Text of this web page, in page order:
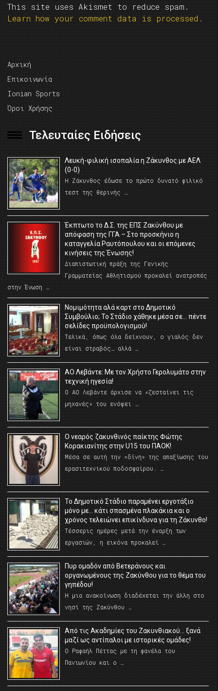
This site uses Akismet to reduce spam.
Learn how your comment data is processed.
Αρχική
Επικοινωνία
Ionian Sports
Όροι Χρήσης
Τελευταίες Ειδήσεις
Λευκή-φιλική ισοπαλία η Ζάκυνθος με ΑΕΛ
(0-0)
Η Ζάκυνθος έδωσε το πρώτο δυνατό φιλικό
τεστ της θερινής …
Έκπτωτο το Δ.Σ. της ΕΠΣ Ζακύνθου με
απόφαση της ΓΓΑ – Στο προσκήνιο η
καταγγελία Ραυτόπουλου και οι επόμενες
κινήσεις της Ένωσης!
Διαπιστωτική πράξη της Γενικής
Γραμματείας Αθλητισμού προκαλεί ανατροπές
στην Ένωση …
Νομιμότητα αλά καρτ στο Δημοτικό
Συμβούλιο; Το Στάδιο χάθηκε μέσα σε… πέντε
σελίδες προϋπολογισμού!
Τελικά, όπως όλα δείχνουν, ο γιαλός δεν
είναι στραβός… αλλά …
ΑΟ Λεβάντε: Με τον Χρήστο Γερολυμάτο στην
τεχνική ηγεσία!
Ο ΑΟ Λεβάντε άρχισε να «ζεσταίνει τις
μηχανές» του ενόψει …
O νεαρός ζακυνθινός παίκτης Φώτης
Κορακιανίτης στην U15 του ΠΑΟΚ!
Μέσα σε αυτή την «δίνη» της απαξίωσης του
ερασιτεχνικού ποδοσφαίρου. …
Το Δημοτικό Στάδιο παραμένει εργοτάξιο
μόνο με… κάτι σπασμένα πλακάκια και ο
χρόνος τελειώνει επικίνδυνα για τη Ζάκυνθο!
Τέσσερις ημέρες μετά την έναρξη των
εργασιών, η εικόνα προκαλεί …
Πυρ ομαδόν από Βετεράνους και
οργανωμένους της Ζακύνθου για το θέμα του
γηπέδου!
Η μια ανακοίνωση διαδέχεται την άλλη στο
νησί της Ζακύνθου …
Από τις Ακαδημίες του Ζακυνθιακού… ξανά
μαζί ως αντίπαλοι με ιστορικές ομάδες!
Ο Ραφαήλ Πέττας με τη φανέλα του
Πανιωνίου και ο …